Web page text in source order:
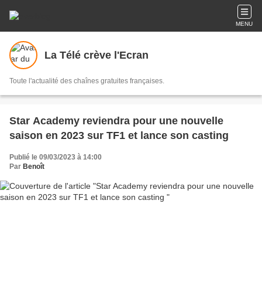
MENU
La Télé crève l'Ecran
Toute l'actualité des chaînes gratuites françaises.
Star Academy reviendra pour une nouvelle
saison en 2023 sur TF1 et lance son casting
Publié le 09/03/2023 à 14:00
Par Benoît